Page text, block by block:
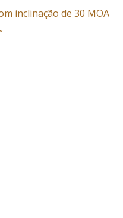
inclinação de 30 MOA